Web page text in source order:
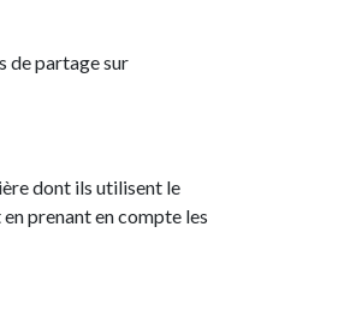
de partage sur
dont ils utilisent le
prenant en compte les